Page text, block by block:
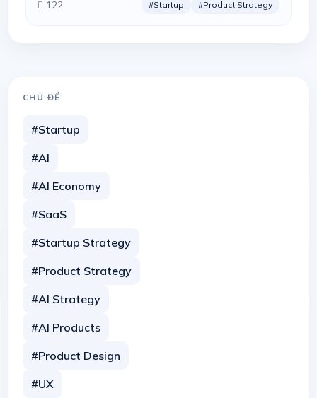
122 #Startup #Product Strategy
CHỦ ĐỀ
#Startup
#AI
#AI Economy
#SaaS
#Startup Strategy
#Product Strategy
#AI Strategy
#AI Products
#Product Design
#UX